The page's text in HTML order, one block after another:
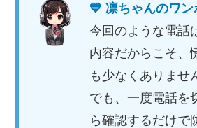
💙 凛ちゃんのワン
今回のような電話
内容だからこそ、
も少なくありませ
でも、一度電話を
ら確認するだけで